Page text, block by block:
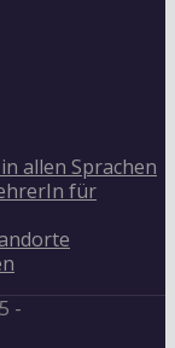
allen Sprachen
für
-